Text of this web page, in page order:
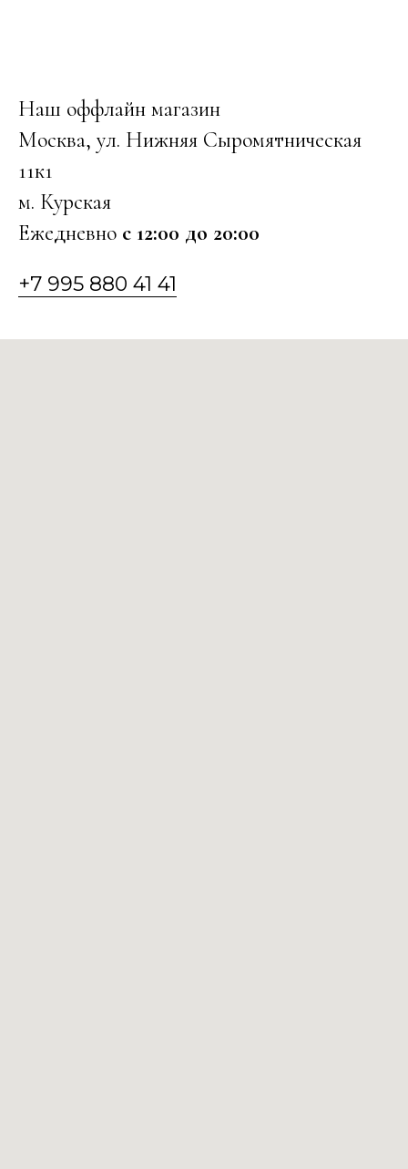
Наш оффлайн магазин
Москва, ул. Нижняя Сыромятническая
11к1
м. Курская
Ежедневно с 12:00 до 20:00
+7 995 880 41 41